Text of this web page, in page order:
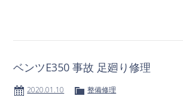
ベンツE350 事故 足廻り修理
2020.01.10 整備修理